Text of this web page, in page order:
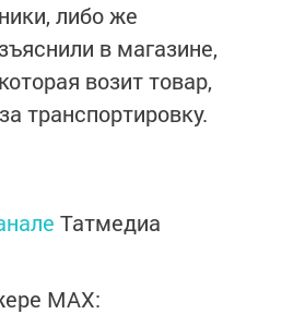
либо же
в магазине,
возит товар,
транспортировку.
Татмедиа
MАХ: